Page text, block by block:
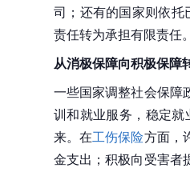
司；还有的国家则依托
责任转为承担有限责任
从消极保障向积极保障
一些国家调整社会保障
训和就业服务，稳定
来。在工伤保险方面，
金支出；积极向受害者